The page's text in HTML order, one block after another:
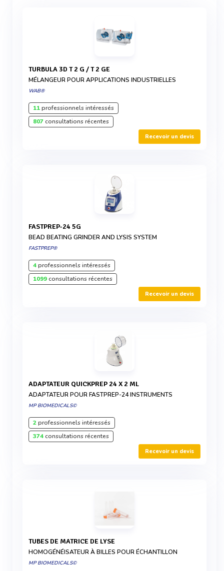
TURBULA 3D T 2 G / T 2 GE
MÉLANGEUR POUR APPLICATIONS INDUSTRIELLES
WAB®
11professionnels intéressés
807consultations récentes
Recevoir un devis
FASTPREP-24 5G
BEAD BEATING GRINDER AND LYSIS SYSTEM
FASTPREP®
4professionnels intéressés
1099consultations récentes
Recevoir un devis
ADAPTATEUR QUICKPREP 24 X 2 ML
ADAPTATEUR POUR FASTPREP-24 INSTRUMENTS
MP BIOMEDICALS©
2professionnels intéressés
374consultations récentes
Recevoir un devis
TUBES DE MATRICE DE LYSE
HOMOGÉNÉISATEUR À BILLES POUR ÉCHANTILLON
MP BIOMEDICALS©